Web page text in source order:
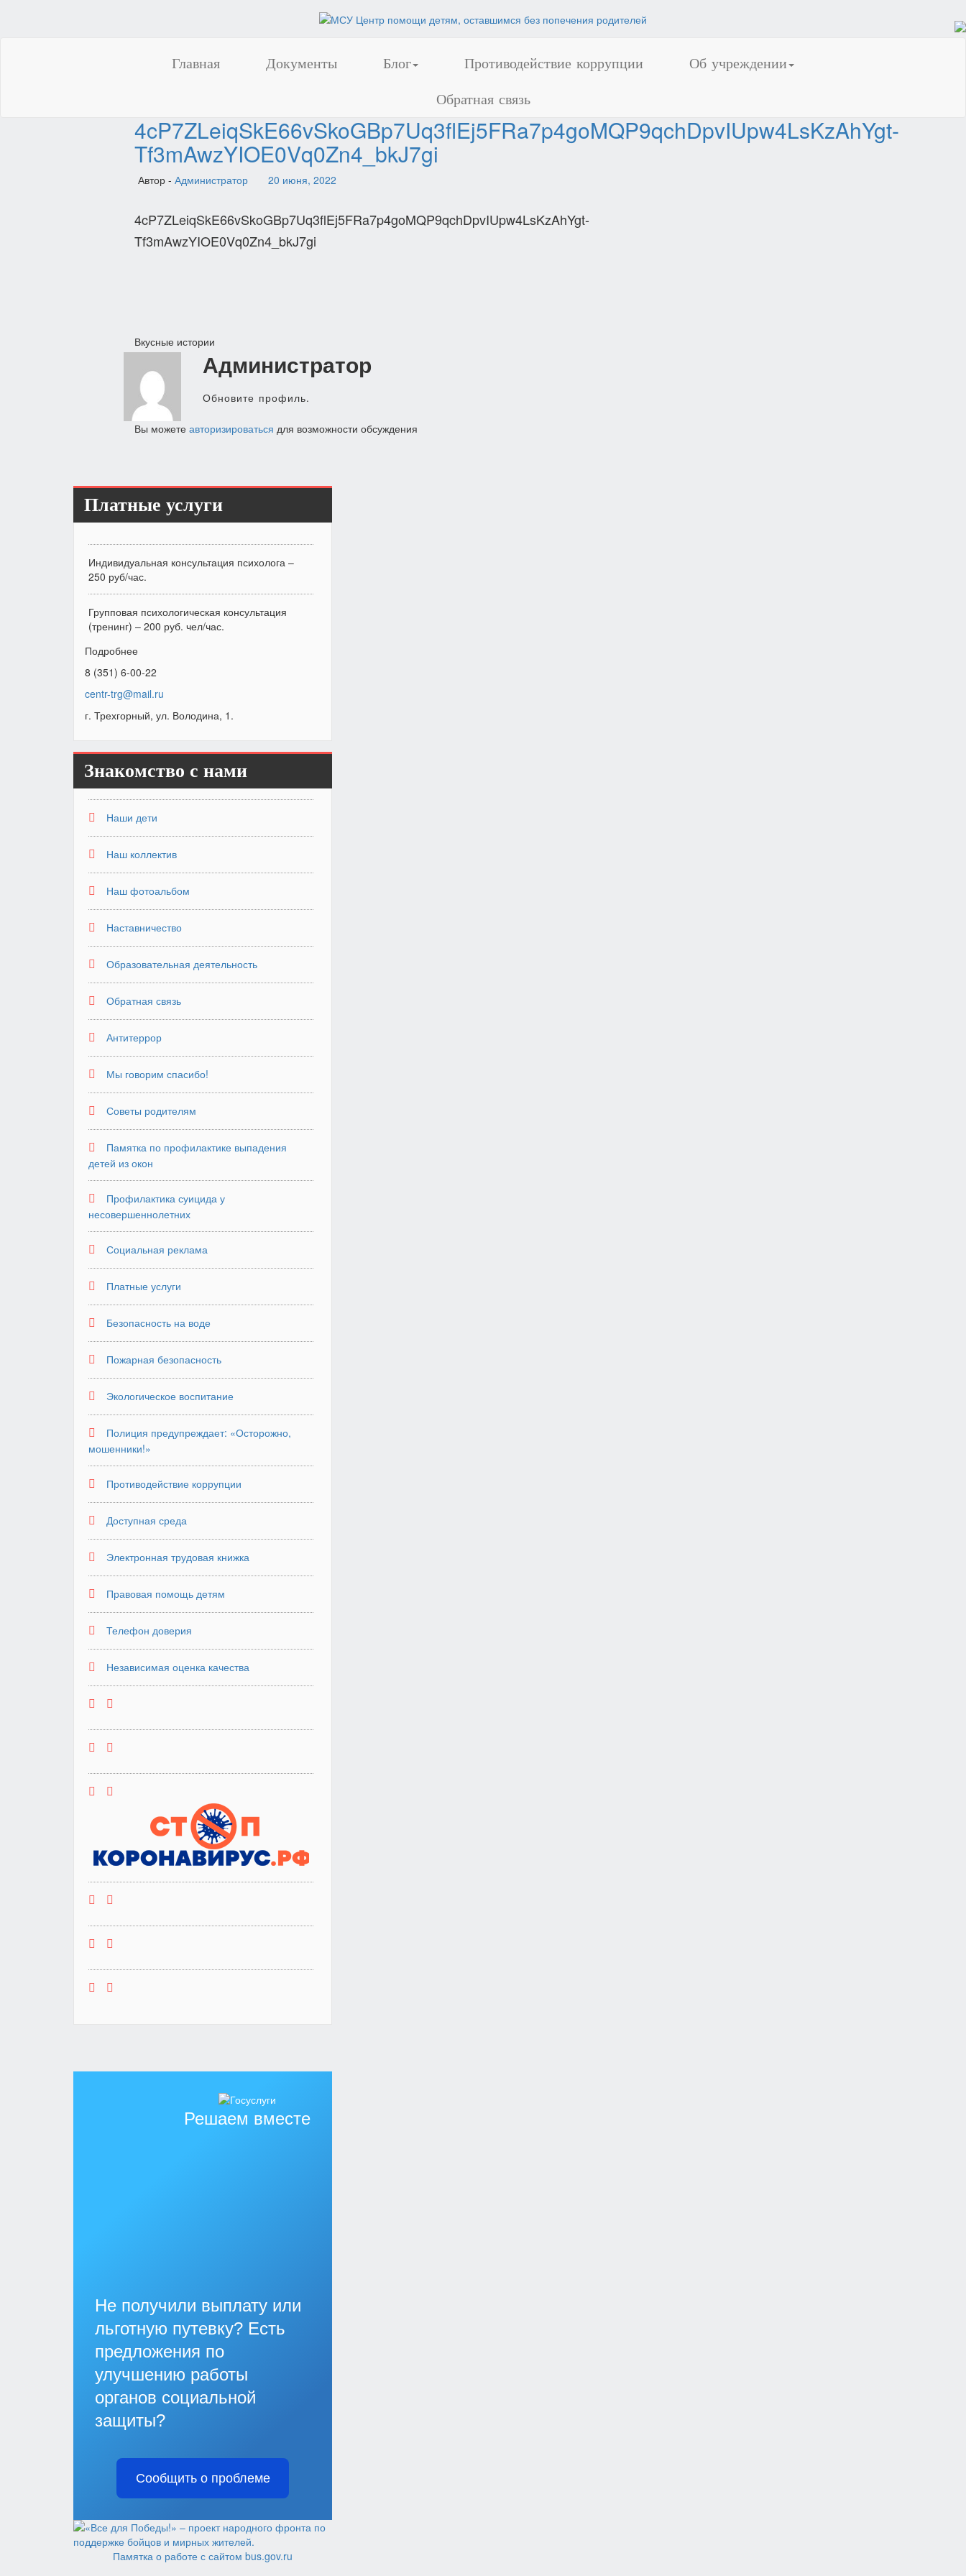
Главная Документы Блог Противодействие коррупции Об учреждении
Обратная связь
4cP7ZLeiqSkE66vSkoGBp7Uq3flEj5FRa7p4goMQP9qchDpvIUpw4LsKzAhYgt-
Tf3mAwzYIOE0Vq0Zn4_bkJ7gi
Автор - Администратор 20 июня, 2022
4cP7ZLeiqSkE66vSkoGBp7Uq3flEj5FRa7p4goMQP9qchDpvIUpw4LsKzAhYgt-
Tf3mAwzYIOE0Vq0Zn4_bkJ7gi
Навигация
по
записям
Вкусные истории
Администратор
Обновите профиль.
Вы можете авторизироваться для возможности обсуждения
Платные услуги
Индивидуальная консультация психолога –
250 руб/час.
Групповая психологическая консультация
(тренинг) – 200 руб. чел/час.
Подробнее
8 (351) 6-00-22
centr-trg@mail.ru
г. Трехгорный, ул. Володина, 1.
Знакомство с нами
Наши дети
Наш коллектив
Наш фотоальбом
Наставничество
Образовательная деятельность
Обратная связь
Антитеррор
Мы говорим спасибо!
Советы родителям
Памятка по профилактике выпадения
детей из окон
Профилактика суицида у
несовершеннолетних
Социальная реклама
Платные услуги
Безопасность на воде
Пожарная безопасность
Экологическое воспитание
Полиция предупреждает: «Осторожно,
мошенники!»
Противодействие коррупции
Доступная среда
Электронная трудовая книжка
Правовая помощь детям
Телефон доверия
Независимая оценка качества
Решаем вместе
Не получили выплату или
льготную путевку? Есть
предложения по
улучшению работы
органов социальной
защиты?
Сообщить о проблеме
Памятка о работе с сайтом bus.gov.ru